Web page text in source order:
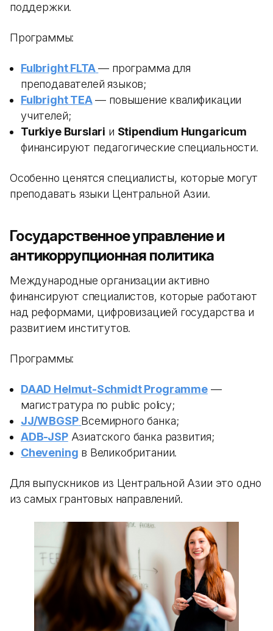
поддержки.
Программы:
Fulbright FLTA — программа для
преподавателей языков;
Fulbright TEA— повышение квалификации
учителей;
Turkiye Burslari и Stipendium Hungaricum
финансируют педагогические специальности.
Особенно ценятся специалисты, которые могут
преподавать языки Центральной Азии.
Государственное управление и
антикоррупционная политика
Международные организации активно
финансируют специалистов, которые работают
над реформами, цифровизацией государства и
развитием институтов.
Программы:
DAAD Helmut-Schmidt Programme—
магистратура по public policy;
JJ/WBGSP Всемирного банка;
ADB-JSPАзиатского банка развития;
Chevening в Великобритании.
Для выпускников из Центральной Азии это одно
из самых грантовых направлений.